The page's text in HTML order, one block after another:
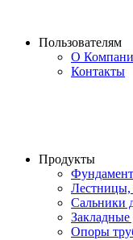
Пользователям
О
Контакты
Продукты
Сальники
Закладные
Опоры